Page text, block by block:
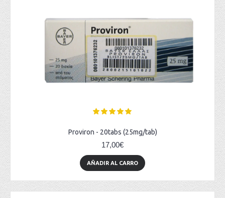
Proviron - 20tabs (25mg/tab)
17,00€
AÑADIR AL CARRO